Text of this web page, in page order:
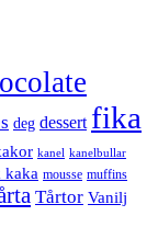
deg dessert fika
kanel kanelbullar
kaka mousse muffins
Tårtor Vanilj